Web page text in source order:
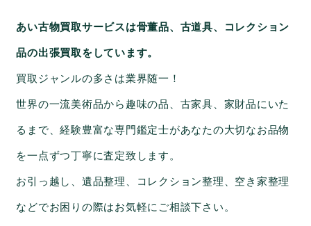
あい古物買取サービスは骨董品、古道具、コレクション
品の出張買取をしています。
買取ジャンルの多さは業界随一！
世界の一流美術品から趣味の品、古家具、家財品にいた
るまで、経験豊富な専門鑑定士があなたの大切なお品物
を一点ずつ丁寧に査定致します。
お引っ越し、遺品整理、コレクション整理、空き家整理
などでお困りの際はお気軽にご相談下さい。